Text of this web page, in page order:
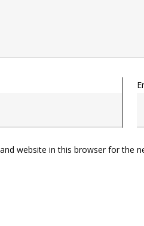
website in this browser for the